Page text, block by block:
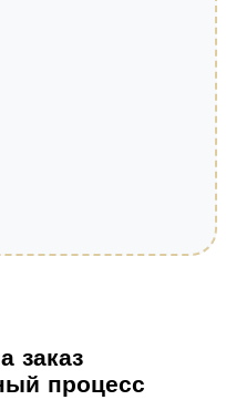
заказ
процесс